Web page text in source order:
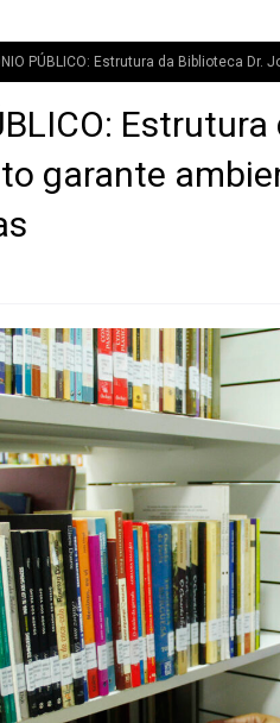
PÚBLICO: Estrutura da Biblioteca
garante